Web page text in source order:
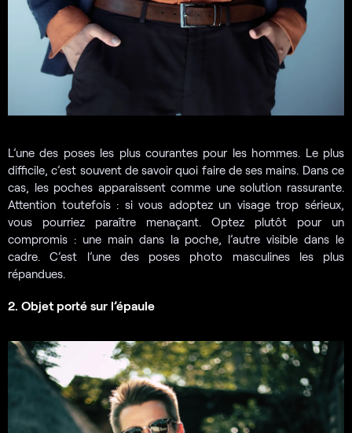
L’une des poses les plus courantes pour les hommes. Le plus
difficile, c’est souvent de savoir quoi faire de ses mains. Dans ce
cas, les poches apparaissent comme une solution rassurante.
Attention toutefois : si vous adoptez un visage trop sérieux,
vous pourriez paraître menaçant. Optez plutôt pour un
compromis : une main dans la poche, l’autre visible dans le
cadre. C’est l’une des poses photo masculines les plus
répandues.
2. Objet porté sur l’épaule